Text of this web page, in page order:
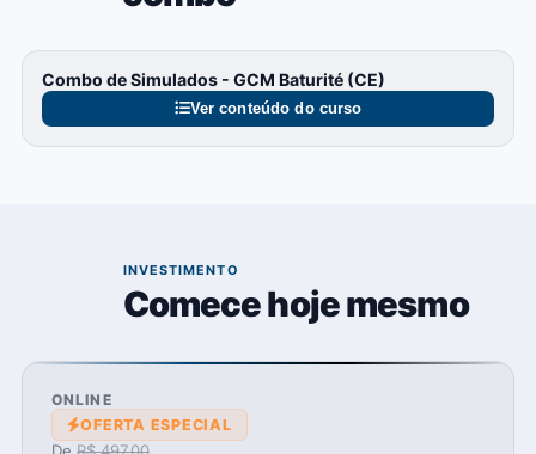
Combo de Simulados - GCM Baturité (CE)
Ver conteúdo do curso
INVESTIMENTO
Comece hoje mesmo
ONLINE
OFERTA ESPECIAL